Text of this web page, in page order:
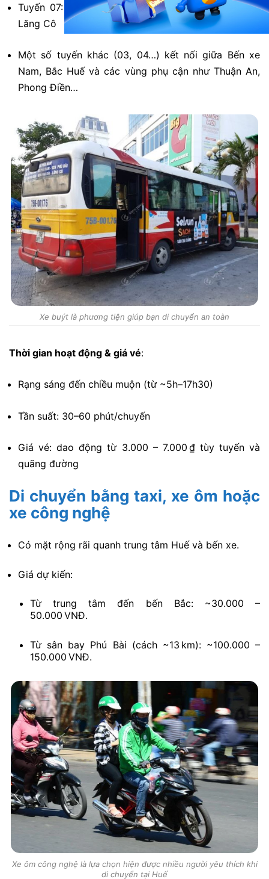
Tuyến 07: Bến xe phía Bắc → Sân bay Phú Bài →
Lăng Cô
Một số tuyến khác (03, 04…) kết nối giữa Bến xe
Nam, Bắc Huế và các vùng phụ cận như Thuận An,
Phong Điền…
Xe buýt là phương tiện giúp bạn di chuyển an toàn
Thời gian hoạt động & giá vé:
Rạng sáng đến chiều muộn (từ ~5h–17h30)
Tần suất: 30–60 phút/chuyến
Giá vé: dao động từ 3.000 – 7.000 ₫ tùy tuyến và
quãng đường
Di chuyển bằng taxi, xe ôm hoặc
xe công nghệ
Có mặt rộng rãi quanh trung tâm Huế và bến xe.
Giá dự kiến:
Từ trung tâm đến bến Bắc: ~30.000 –
50.000 VNĐ.
Từ sân bay Phú Bài (cách ~13 km): ~100.000 –
150.000 VNĐ.
Xe ôm công nghệ là lựa chọn hiện được nhiều người yêu thích khi
di chuyển tại Huế